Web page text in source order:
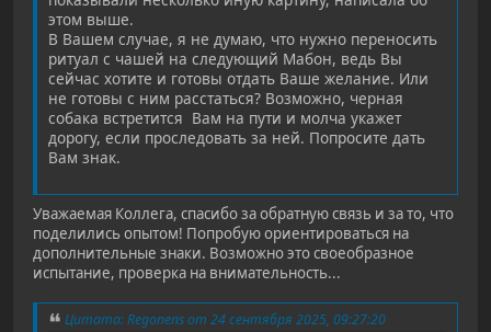
этом выше.
В Вашем случае, я не думаю, что нужно переносить
ритуал с чашей на следующий Мабон, ведь Вы
сейчас хотите и готовы отдать Ваше желание. Или
не готовы с ним расстаться? Возможно, черная
собака встретится Вам на пути и молча укажет
дорогу, если проследовать за ней. Попросите дать
Вам знак.
Уважаемая Коллега, спасибо за обратную связь и за то, что
поделились опытом! Попробую ориентироваться на
дополнительные знаки. Возможно это своеобразное
испытание, проверка на внимательность...
Цитата: Regonens от 24 сентября 2025, 09:27:20